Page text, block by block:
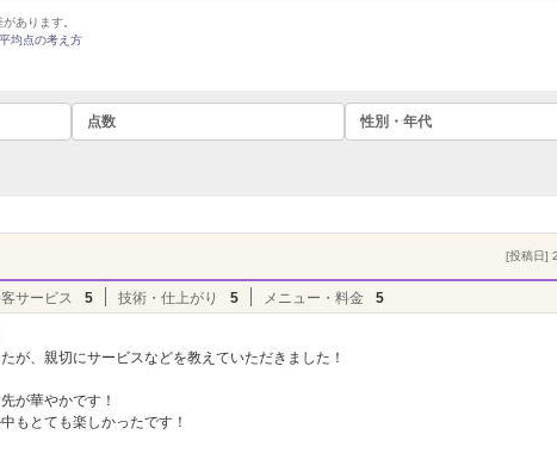
あります。
平均点の考え方
点数 性別・年代
[投稿日]
サービス 5 技術・仕上がり 5 メニュー・料金 5
が、親切にサービスなどを教えていただきました！
が華やかです！
もとても楽しかったです！